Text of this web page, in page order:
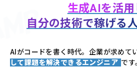
生成AIを活用
自分の技術で稼げる
AIがコードを書く時代。企業が求めて
して課題を解決できるエンジニア です